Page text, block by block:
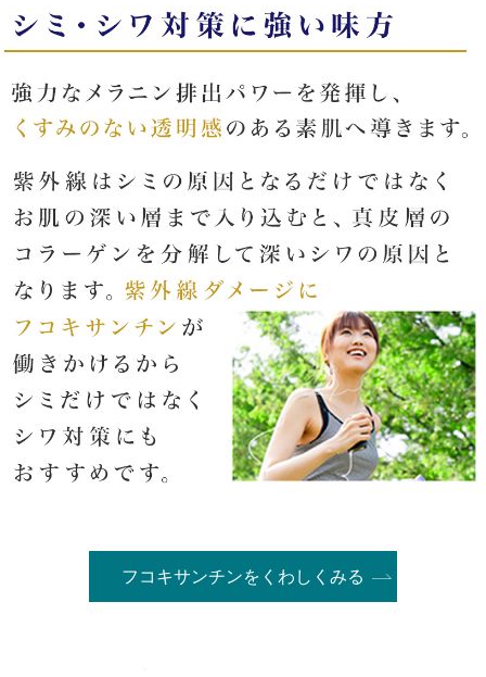
フコキサンチンをくわしくみる